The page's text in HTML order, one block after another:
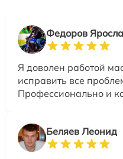
Федоров
Я доволен работой
исправить все
Профессионально и
Беляев Леонид